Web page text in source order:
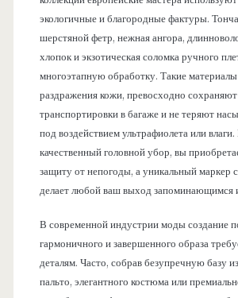
экологичные и благородные фактуры.
шерстяной фетр, нежная ангора,
хлопок и экзотическая соломка ручного
многоэтапную обработку. Такие
раздражения кожи, превосходно
транспортировки в багаже и не теряют
под воздействием ультрафиолета или
качественный головной убор, вы
защиту от непогоды, а уникальный маркер
делает любой ваш выход запоминающимся
В современной индустрии моды создание
гармоничного и завершенного образа
деталям. Часто, собрав безупречную базу
пальто, элегантного костюма или